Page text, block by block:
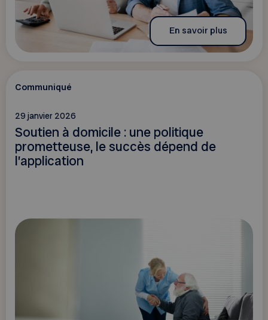
En savoir plus
Communiqué
29 janvier 2026
Soutien à domicile : une politique
prometteuse, le succès dépend de
l’application